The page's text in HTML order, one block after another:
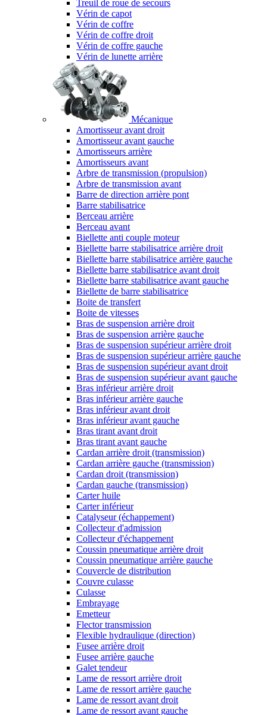
Treuil de roue de secours
Vérin de capot
Vérin de coffre
Vérin de coffre droit
Vérin de coffre gauche
Vérin de lunette arrière
Mécanique
Amortisseur avant droit
Amortisseur avant gauche
Amortisseurs arrière
Amortisseurs avant
Arbre de transmission (propulsion)
Arbre de transmission avant
Barre de direction arrière pont
Barre stabilisatrice
Berceau arrière
Berceau avant
Biellette anti couple moteur
Biellette barre stabilisatrice arrière droit
Biellette barre stabilisatrice arrière gauche
Biellette barre stabilisatrice avant droit
Biellette barre stabilisatrice avant gauche
Biellette de barre stabilisatrice
Boite de transfert
Boite de vitesses
Bras de suspension arrière droit
Bras de suspension arrière gauche
Bras de suspension supérieur arrière droit
Bras de suspension supérieur arrière gauche
Bras de suspension supérieur avant droit
Bras de suspension supérieur avant gauche
Bras inférieur arrière droit
Bras inférieur arrière gauche
Bras inférieur avant droit
Bras inférieur avant gauche
Bras tirant avant droit
Bras tirant avant gauche
Cardan arrière droit (transmission)
Cardan arrière gauche (transmission)
Cardan droit (transmission)
Cardan gauche (transmission)
Carter huile
Carter inférieur
Catalyseur (échappement)
Collecteur d'admission
Collecteur d'échappement
Coussin pneumatique arrière droit
Coussin pneumatique arrière gauche
Couvercle de distribution
Couvre culasse
Culasse
Embrayage
Emetteur
Flector transmission
Flexible hydraulique (direction)
Fusee arrière droit
Fusee arrière gauche
Galet tendeur
Lame de ressort arrière droit
Lame de ressort arrière gauche
Lame de ressort avant droit
Lame de ressort avant gauche